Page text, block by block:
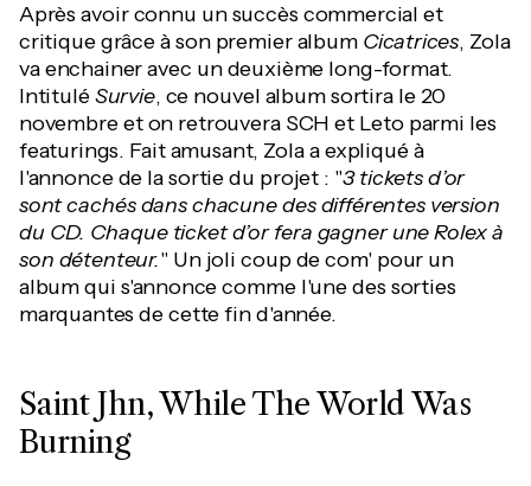
Après avoir connu un succès commercial et
critique grâce à son premier album Cicatrices, Zola
va enchainer avec un deuxième long-format.
IntituléSurvie, ce nouvel album sortira le 20
novembre et on retrouvera SCH et Leto parmi les
featurings. Fait amusant, Zola a expliqué à
l'annonce de la sortie du projet : "3 tickets d’or
sont cachés dans chacune des différentes version
du CD. Chaque ticket d’or fera gagner une Rolex à
son détenteur." Un joli coup de com' pour un
album qui s'annonce comme l'une des sorties
marquantes de cette fin d'année.
Saint Jhn, While The World Was
Burning